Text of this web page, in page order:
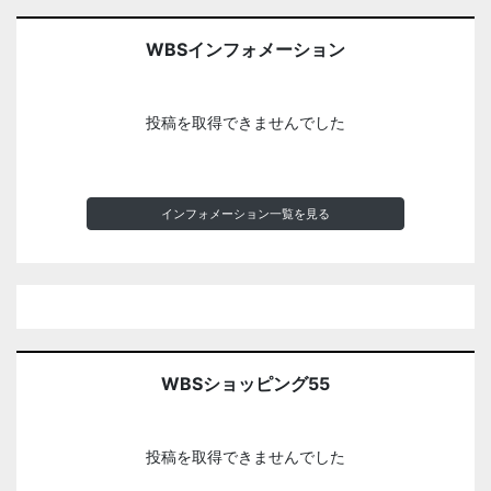
WBSインフォメーション
投稿を取得できませんでした
インフォメーション一覧を見る
WBSショッピング55
投稿を取得できませんでした